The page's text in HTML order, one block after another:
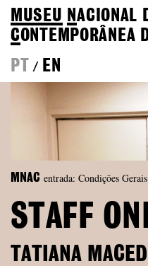
MUSEU NACIONAL
CONTEMPORÂNEA
PT
/ EN
MNAC entrada: Condições Gerais
STAFF
TATIANA